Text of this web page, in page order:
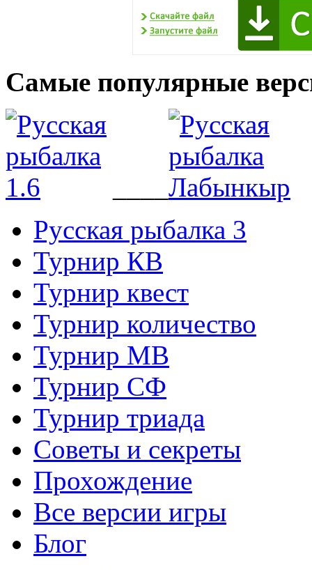
Самые популярные
Русская рыбалка 3
Турнир КВ
Турнир квест
Турнир количество
Турнир МВ
Турнир СФ
Турнир триада
Советы и секреты
Прохождение
Все версии игры
Блог